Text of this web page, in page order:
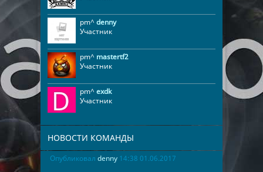
pm^ denny
Участник
pm^ mastertf2
Участник
pm^ exdk
Участник
НОВОСТИ КОМАНДЫ
Опубликовал denny 14:38 01.06.2017